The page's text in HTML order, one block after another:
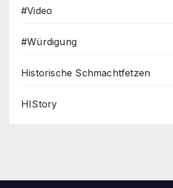
#Video
#Würdigung
Historische Schmachtfetzen
HIStory